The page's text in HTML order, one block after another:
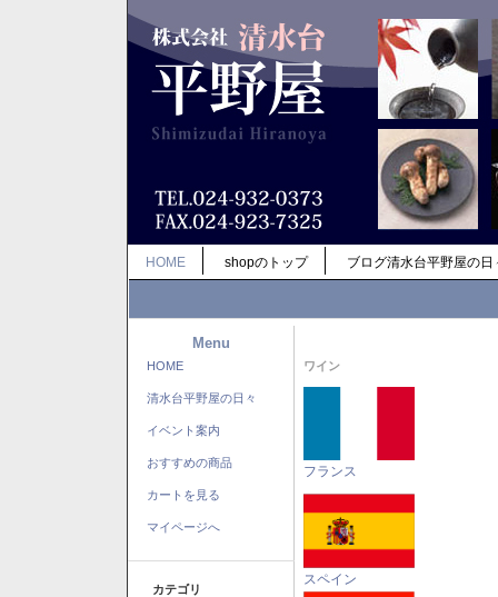
HOME shopのトップ ブログ清水台平野屋の日
Menu
HOME
清水台平野屋の日々
イベント案内
おすすめの商品
カートを見る
マイページへ
カテゴリ
ワイン
フランス
スペイン